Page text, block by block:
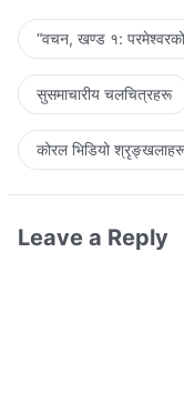
“वचन, खण्ड १: परमेश्‍वरको
सुसमाचारीय चलचित्रहरू
कोरल भिडियो
Leave a Reply